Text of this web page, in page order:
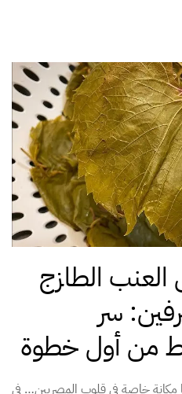
العنب الطازج
سر
من أول خطوة
خاصة في قلوب المصريين… في